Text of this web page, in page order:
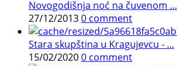
Novogodišnja noć na čuvenom ...
27/12/20130 comment
Stara skupština u Kragujevcu - ...
15/02/20200 comment